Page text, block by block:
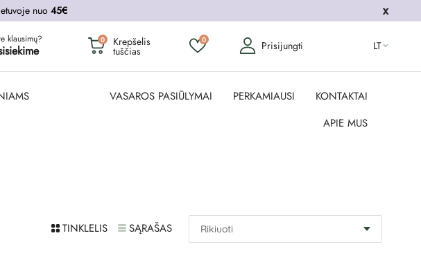
nuo45€
klausimų? 0 Krepšelis
tuščias
0 Prisijungti LT
VASAROS PASIŪLYMAI PERKAMIAUSI
KONTAKTAI
APIE MUS
TINKLELIS SĄRAŠAS